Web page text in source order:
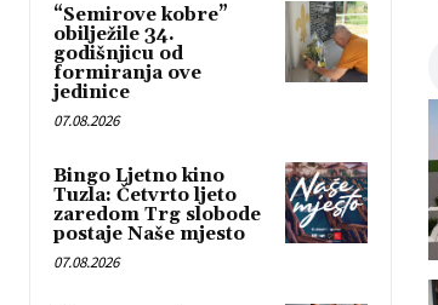
“Semirove kobre”
obilježile 34.
godišnjicu od
formiranja ove
jedinice
07.08.2026
Bingo Ljetno kino
Tuzla: Četvrto ljeto
zaredom Trg slobode
postaje Naše mjesto
07.08.2026